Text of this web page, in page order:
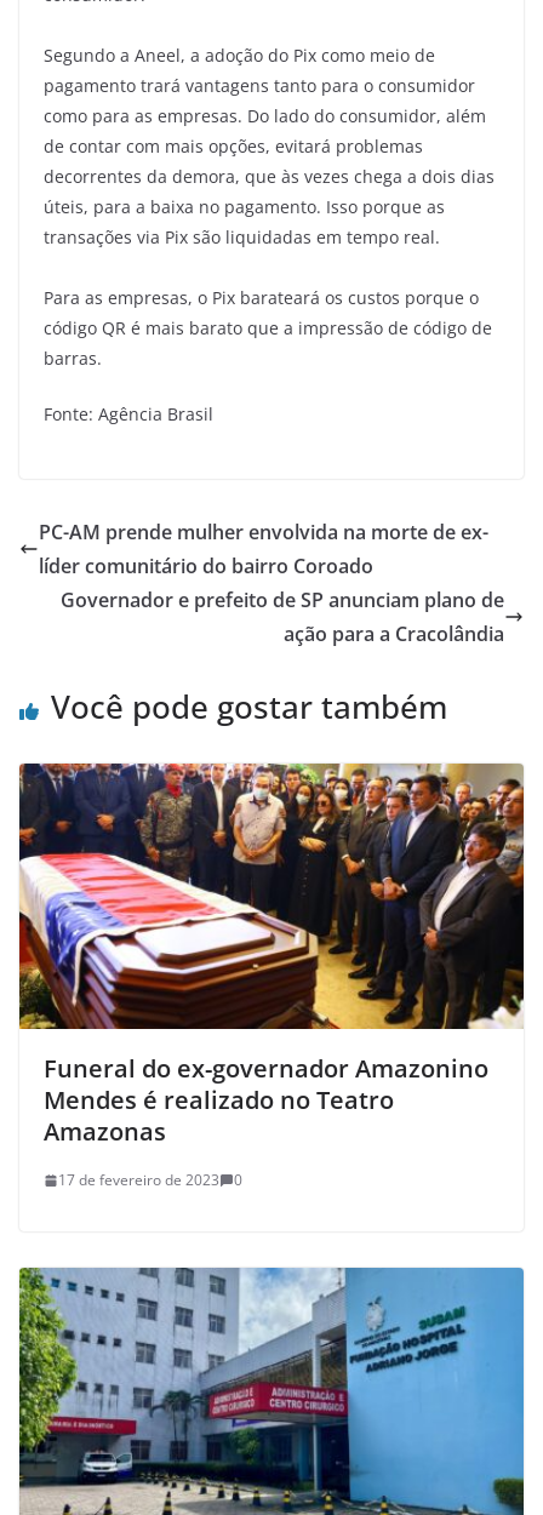
Segundo a Aneel, a adoção do Pix como meio de
pagamento trará vantagens tanto para o consumidor
como para as empresas. Do lado do consumidor, além
de contar com mais opções, evitará problemas
decorrentes da demora, que às vezes chega a dois dias
úteis, para a baixa no pagamento. Isso porque as
transações via Pix são liquidadas em tempo real.
Para as empresas, o Pix barateará os custos porque o
código QR é mais barato que a impressão de código de
barras.
Fonte: Agência Brasil
PC-AM prende mulher envolvida na morte de ex-
líder comunitário do bairro Coroado
Governador e prefeito de SP anunciam plano de
ação para a Cracolândia
Você pode gostar também
Funeral do ex-governador Amazonino
Mendes é realizado no Teatro
Amazonas
17 de fevereiro de 2023 0